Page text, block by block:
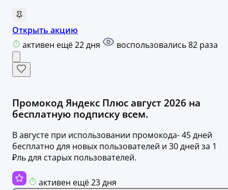
Открыть акцию
активен ещё 22 дня
воспользовались 82 раза
Промокод Яндекс Плюс август 2026 на
бесплатную подписку всем.
В августе при использовании промокода- 45 дней
бесплатно для новых пользователей и 30 дней за 1
₽ль для старых пользователей.
активен ещё 23 дня